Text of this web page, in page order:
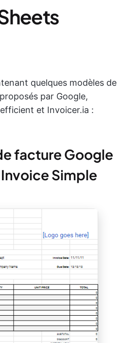
quelques modèles de
par Google,
et Invoicer.ia :
facture Google
Simple